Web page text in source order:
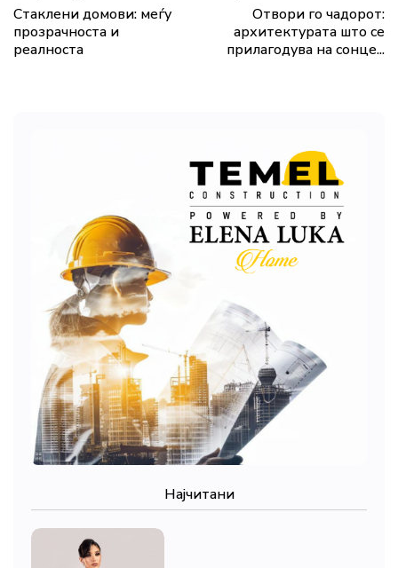
Стаклени домови: меѓу
прозрачноста и
реалноста
Отвори го чадорот:
архитектурата што се
прилагодува на сонце...
Најчитани